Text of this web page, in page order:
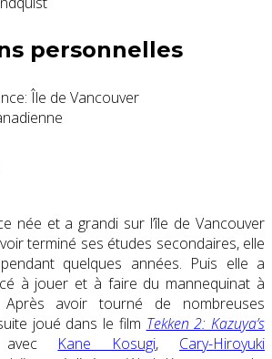
personnelles
Île de Vancouver
née et a grandi sur l’île de Vancouver
terminé ses études secondaires, elle
quelques années. Puis elle a
à jouer et à faire du mannequinat à
avoir tourné de nombreuses
joué dans le film Tekken 2: Kazuya’s
Kane Kosugi, Cary-Hiroyuki